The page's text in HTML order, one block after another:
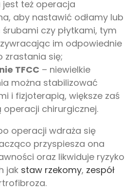
też operacja
aby nastawić odłamy lub
śrubami czy płytkami, tym
im odpowiednie
zrastania się;
TFCC – niewielkie
można stabilizować
i fizjoterapią, większe zaś
chirurgicznej.
operacji wdraża się
przyspiesza ona
oraz likwiduje ryzyko
jak staw rzekomy, zespół